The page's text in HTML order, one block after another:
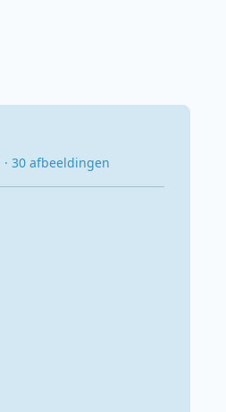
· 30 afbeeldingen